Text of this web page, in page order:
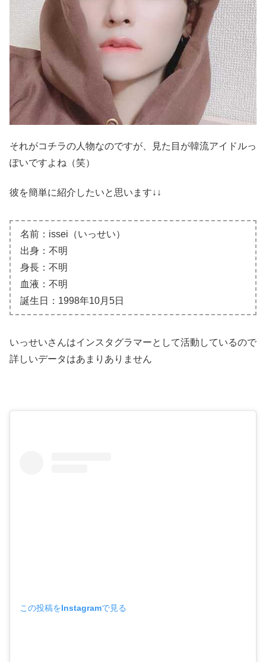
それがコチラの人物なのですが、見た目が韓流アイドルっ
ぽいですよね（笑）
彼を簡単に紹介したいと思います↓↓
名前：issei（いっせい）
出身：不明
身長：不明
血液：不明
誕生日：1998年10月5日
いっせいさんはインスタグラマーとして活動しているので
詳しいデータはあまりありません
この投稿をInstagramで見る